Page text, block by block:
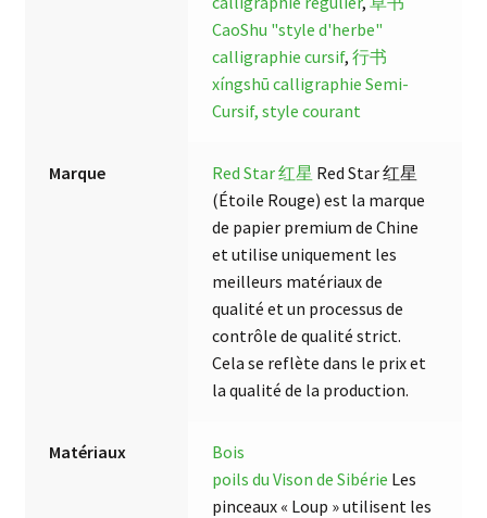
CaoShu "style d'herbe"
calligraphie cursif,行书
xíngshū calligraphie Semi-
Cursif, style courant
Marque Red Star 红星 Red Star 红星
(Étoile Rouge) est la marque
de papier premium de Chine
et utilise uniquement les
meilleurs matériaux de
qualité et un processus de
contrôle de qualité strict.
Cela se reflète dans le prix et
la qualité de la production.
Matériaux
Bois
poils du Vison de Sibérie Les
pinceaux « Loup » utilisent les